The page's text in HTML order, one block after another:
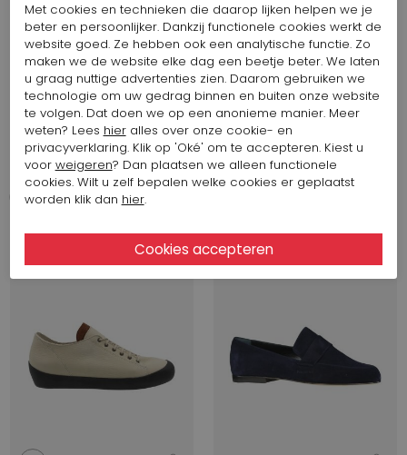
Start video
439,32 $
Arche
VANHOA
Start video
405,52 $
Arche
HILABA
Met cookies en technieken die daarop lijken helpen we je
beter en persoonlijker. Dankzij functionele cookies werkt de
website goed. Ze hebben ook een analytische functie. Zo
maken we de website elke dag een beetje beter. We laten
u graag nuttige advertenties zien. Daarom gebruiken we
technologie om uw gedrag binnen en buiten onze website
te volgen. Dat doen we op een anonieme manier. Meer
weten? Lees hieralles over onze cookie- en
privacyverklaring. Klik op 'Oké' om te accepteren. Kiest u
voor weigeren? Dan plaatsen we alleen functionele
cookies. Wilt u zelf bepalen welke cookies er geplaatst
worden klik dan hier.